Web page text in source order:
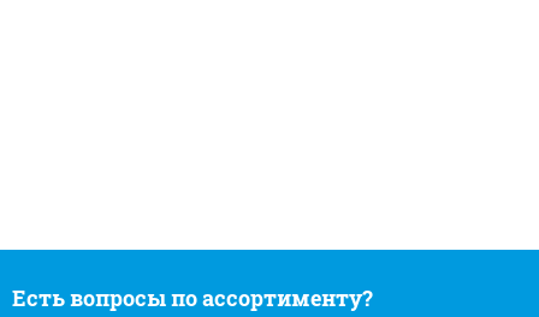
Есть вопросы по ассортименту?